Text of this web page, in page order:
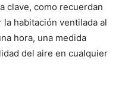
clave, como recuerdan
habitación ventilada al
hora, una medida
del aire en cualquier